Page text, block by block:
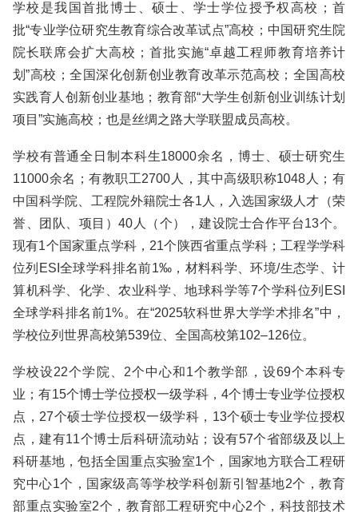
学校是我国首批博士、硕士、学士学位授予权高校；首
批“专业学位研究生教育综合改革试点”高校；中国研究生院
院长联席会扩大高校；首批实施“卓越工程师教育培养计
划”高校；全国深化创新创业教育改革示范高校；全国高校
实践育人创新创业基地；教育部“大学生创新创业训练计划
项目”实施高校；也是丝绸之路大学联盟成员高校。
学校有普通全日制本科生18000余名，博士、硕士研究生
11000余名；有教职工2700人，其中高级职称1048人；有
中国科学院、工程院外籍院士各1人，入选国家级人才（荣
誉、团队、项目）40人（个），建设院士合作平台13个。
现有1个国家重点学科，21个陕西省重点学科；工程学学科
位列ESI全球学科排名前1‰，材料科学、环境/生态学、计
算机科学、化学、农业科学、地球科学等7个学科位列ESI
全球学科排名前1%。在“2025软科世界大学学术排名”中，
学校位列世界高校第539位、全国高校第102–126位。
学校设22个学院、2个中心和1个教学部，设69个本科专
业；有15个博士学位授权一级学科，4个博士专业学位授权
点，27个硕士学位授权一级学科，13个硕士专业学位授权
点，建有11个博士后科研流动站；设有57个省部级及以上
科研基地，包括全国重点实验室1个，国家地方联合工程研
究中心1个，国家级高等学校学科创新引智基地2个，教育
部重点实验室2个，教育部工程研究中心2个，科技部技术